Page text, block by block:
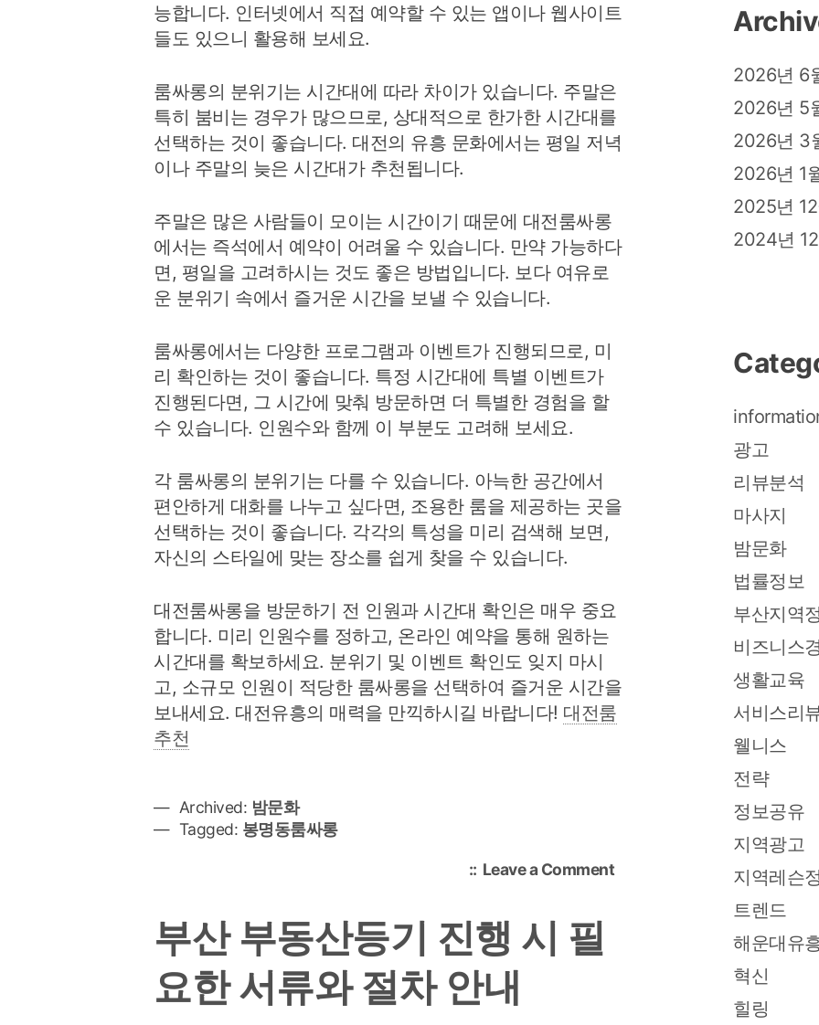
능합니다. 인터넷에서 직접 예약할 수 있는 앱이나 웹사이트
들도 있으니 활용해 보세요.
룸싸롱의 분위기는 시간대에 따라 차이가 있습니다. 주말은
특히 붐비는 경우가 많으므로, 상대적으로 한가한 시간대를
선택하는 것이 좋습니다. 대전의 유흥 문화에서는 평일 저녁
이나 주말의 늦은 시간대가 추천됩니다.
주말은 많은 사람들이 모이는 시간이기 때문에 대전룸싸롱
에서는 즉석에서 예약이 어려울 수 있습니다. 만약 가능하다
면, 평일을 고려하시는 것도 좋은 방법입니다. 보다 여유로
운 분위기 속에서 즐거운 시간을 보낼 수 있습니다.
룸싸롱에서는 다양한 프로그램과 이벤트가 진행되므로, 미
리 확인하는 것이 좋습니다. 특정 시간대에 특별 이벤트가
진행된다면, 그 시간에 맞춰 방문하면 더 특별한 경험을 할
수 있습니다. 인원수와 함께 이 부분도 고려해 보세요.
각 룸싸롱의 분위기는 다를 수 있습니다. 아늑한 공간에서
편안하게 대화를 나누고 싶다면, 조용한 룸을 제공하는 곳을
선택하는 것이 좋습니다. 각각의 특성을 미리 검색해 보면,
자신의 스타일에 맞는 장소를 쉽게 찾을 수 있습니다.
대전룸싸롱을 방문하기 전 인원과 시간대 확인은 매우 중요
합니다. 미리 인원수를 정하고, 온라인 예약을 통해 원하는
시간대를 확보하세요. 분위기 및 이벤트 확인도 잊지 마시
고, 소규모 인원이 적당한 룸싸롱을 선택하여 즐거운 시간을
보내세요. 대전유흥의 매력을 만끽하시길 바랍니다! 대전룸
추천
Archived: 밤문화
Tagged: 봉명동룸싸롱
Leave a Commenton
부산 부동산등기 진행 시 필
요한 서류와 절차 안내
2026년 6
2026년 5
2026년 3
2026년 1
2025년
2024년
광고
리뷰분석
마사지
밤문화
법률정보
부산지역
비즈니스
생활교육
서비스리
웰니스
전략
정보공유
지역광고
지역레슨
트렌드
해운대유
혁신
힐링